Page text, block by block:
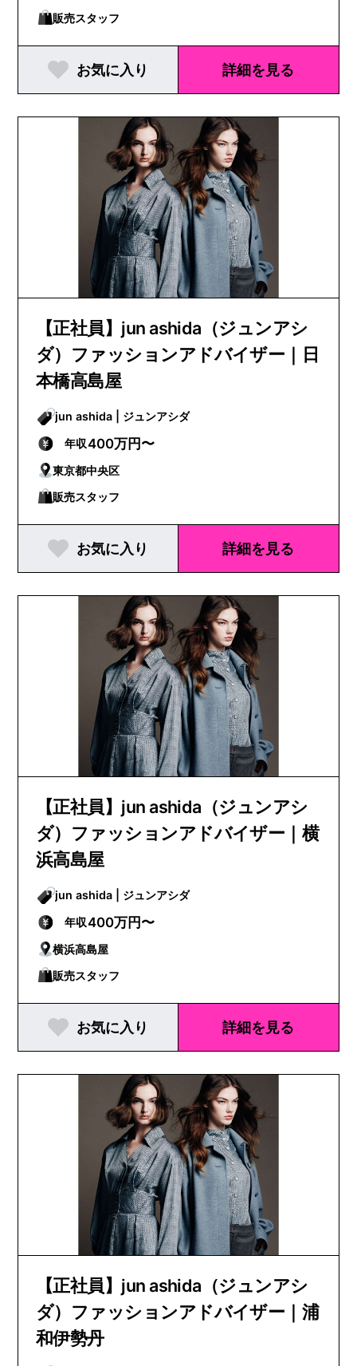
販売スタッフ
お気に入り 詳細を見る
【正社員】jun ashida（ジュンアシ
ダ）ファッションアドバイザー｜日
本橋高島屋
jun ashida | ジュンアシダ
年収400万円〜
東京都中央区
販売スタッフ
お気に入り 詳細を見る
【正社員】jun ashida（ジュンアシ
ダ）ファッションアドバイザー｜横
浜高島屋
jun ashida | ジュンアシダ
年収400万円〜
横浜高島屋
販売スタッフ
お気に入り 詳細を見る
【正社員】jun ashida（ジュンアシ
ダ）ファッションアドバイザー｜浦
和伊勢丹